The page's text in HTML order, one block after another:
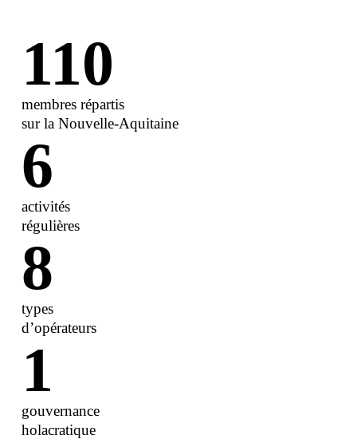
membres répartis
sur la Nouvelle-Aquitaine
110
activités
régulières
6
types
d’opérateurs
8
gouvernance
holacratique
1